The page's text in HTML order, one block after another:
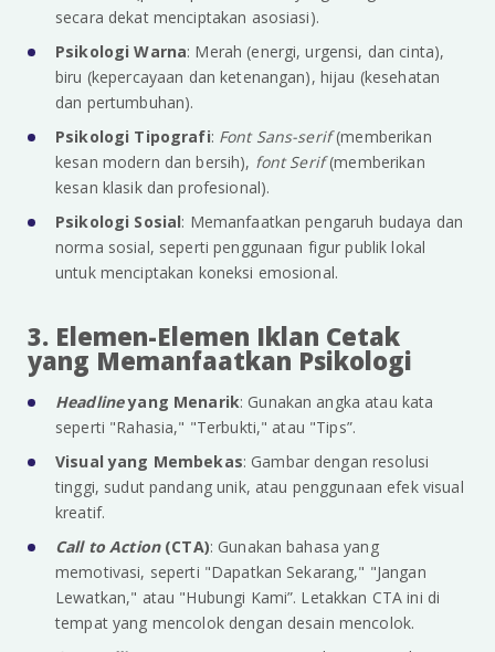
secara dekat menciptakan asosiasi).
Psikologi Warna: Merah (energi, urgensi, dan cinta),
biru (kepercayaan dan ketenangan), hijau (kesehatan
dan pertumbuhan).
Psikologi Tipografi: Font Sans-serif(memberikan
kesan modern dan bersih), font Serif(memberikan
kesan klasik dan profesional).
Psikologi Sosial: Memanfaatkan pengaruh budaya dan
norma sosial, seperti penggunaan figur publik lokal
untuk menciptakan koneksi emosional.
3. Elemen-Elemen Iklan Cetak
yang Memanfaatkan Psikologi
Headlineyang Menarik: Gunakan angka atau kata
seperti "Rahasia," "Terbukti," atau "Tips”.
Visual yang Membekas: Gambar dengan resolusi
tinggi, sudut pandang unik, atau penggunaan efek visual
kreatif.
Call to Action(CTA): Gunakan bahasa yang
memotivasi, seperti "Dapatkan Sekarang," "Jangan
Lewatkan," atau "Hubungi Kami”. Letakkan CTA ini di
tempat yang mencolok dengan desain mencolok.